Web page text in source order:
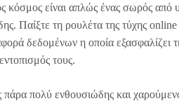
κόσμος είναι απλώς ένας σωρός
Παίξτε τη ρουλέτα της τύχης
δεδομένων η οποία
τους.
πολύ ενθουσιώδης και